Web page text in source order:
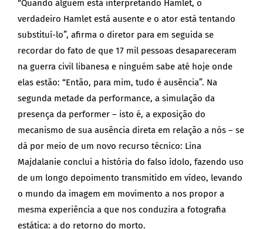
“Quando alguém está interpretando Hamlet, o
verdadeiro Hamlet está ausente e o ator está tentando
substituí-lo”, afirma o diretor para em seguida se
recordar do fato de que 17 mil pessoas desapareceram
na guerra civil libanesa e ninguém sabe até hoje onde
elas estão: “Então, para mim, tudo é ausência”. Na
segunda metade da performance, a simulação da
presença da performer – isto é, a exposição do
mecanismo de sua ausência direta em relação a nós – se
dá por meio de um novo recurso técnico: Lina
Majdalanie conclui a história do falso ídolo, fazendo uso
de um longo depoimento transmitido em vídeo, levando
o mundo da imagem em movimento a nos propor a
mesma experiência a que nos conduzira a fotografia
estática: a do retorno do morto.